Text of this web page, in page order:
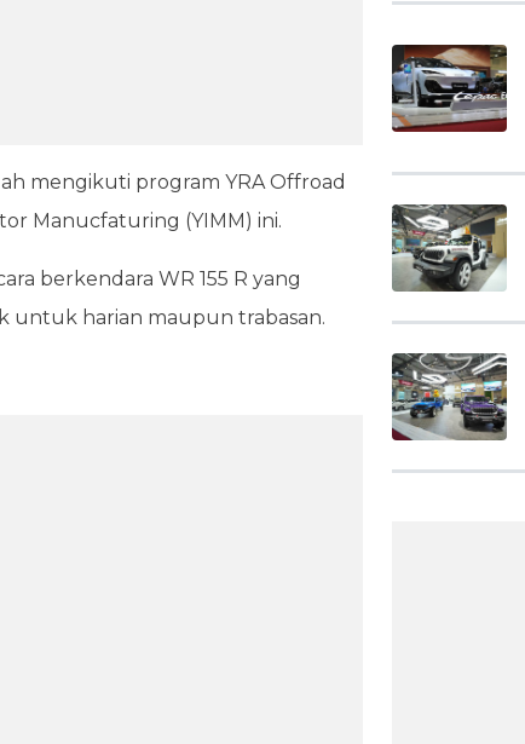
mengikuti program YRA Offroad
Manucfaturing (YIMM) ini.
berkendara WR 155 R yang
untuk harian maupun trabasan.